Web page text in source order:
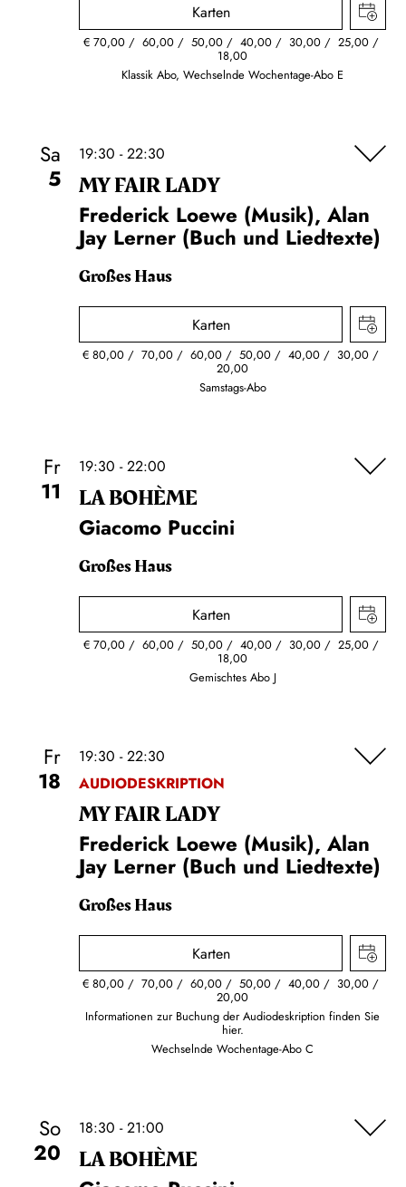
Karten
€ 70,00 60,00 50,00 40,00 30,00 25,00
18,00
Klassik Abo, Wechselnde Wochentage-Abo E
Sa
5
19:30 - 22:30
MY FAIR LADY
Frederick Loewe (Musik), Alan
Jay Lerner (Buch und Liedtexte)
Großes Haus
Karten
€80,00 70,00 60,00 50,00 40,00 30,00
20,00
Samstags-Abo
Fr
11
19:30 - 22:00
LA BOHÈME
Giacomo Puccini
Großes Haus
Karten
€ 70,00 60,00 50,00 40,00 30,00 25,00
18,00
Gemischtes Abo J
Fr
18
19:30 - 22:30
AUDIODESKRIPTION
MY FAIR LADY
Frederick Loewe (Musik), Alan
Jay Lerner (Buch und Liedtexte)
Großes Haus
Karten
€80,00 70,00 60,00 50,00 40,00 30,00
20,00
Informationen zur Buchung der Audiodeskription finden Sie
hier.
Wechselnde Wochentage-Abo C
So
20
18:30 - 21:00
LA BOHÈME